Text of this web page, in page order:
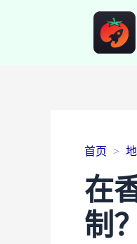
首页
在
制